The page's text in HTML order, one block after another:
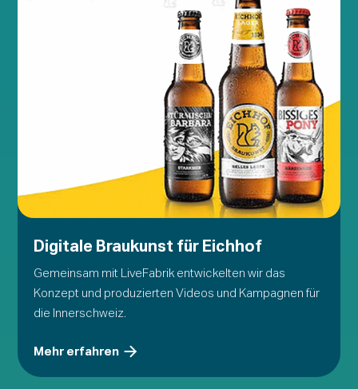
Digitale Braukunst für Eichhof
Gemeinsam mit LiveFabrik entwickelten wir das
Konzept und produzierten Videos und Kampagnen für
die Innerschweiz.
Mehr erfahren